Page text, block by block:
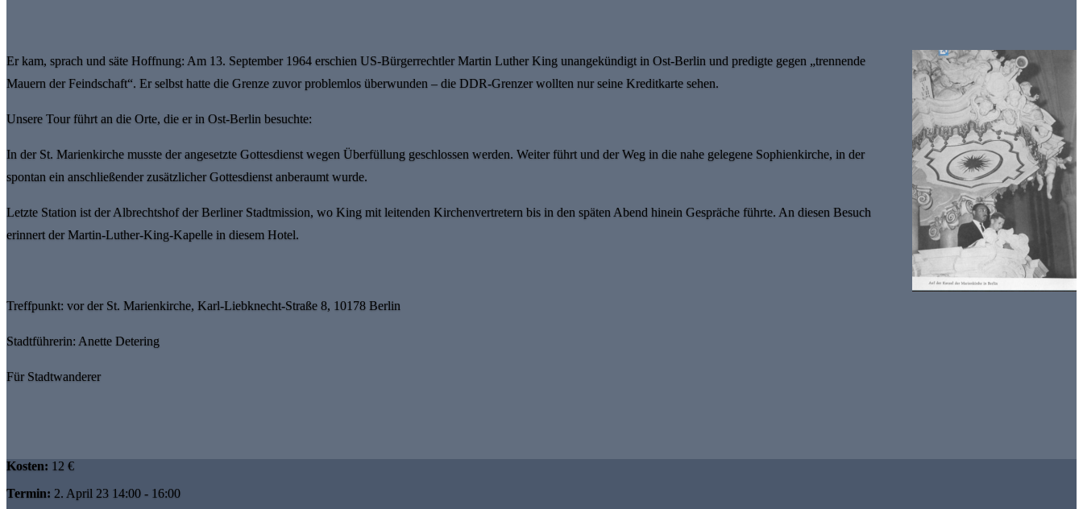
Er kam, sprach und säte Hoffnung: Am 13. September 1964 erschien US-Bürgerrechtler Martin Luther King unangekündigt in Ost-Berlin und predigte gegen „trennende
Mauern der Feindschaft“. Er selbst hatte die Grenze zuvor problemlos überwunden – die DDR-Grenzer wollten nur seine Kreditkarte sehen.
Unsere Tour führt an die Orte, die er in Ost-Berlin besuchte:
In der St. Marienkirche musste der angesetzte Gottesdienst wegen Überfüllung geschlossen werden. Weiter führt und der Weg in die nahe gelegene Sophienkirche, in der
spontan ein anschließender zusätzlicher Gottesdienst anberaumt wurde.
Letzte Station ist der Albrechtshof der Berliner Stadtmission, wo King mit leitenden Kirchenvertretern bis in den späten Abend hinein Gespräche führte. An diesen Besuch
erinnert der Martin-Luther-King-Kapelle in diesem Hotel.
Treffpunkt: vor der St. Marienkirche, Karl-Liebknecht-Straße 8, 10178 Berlin
Stadtführerin: Anette Detering
Für Stadtwanderer
Kosten: 12 €
Termin: 2. April 23 14:00 - 16:00